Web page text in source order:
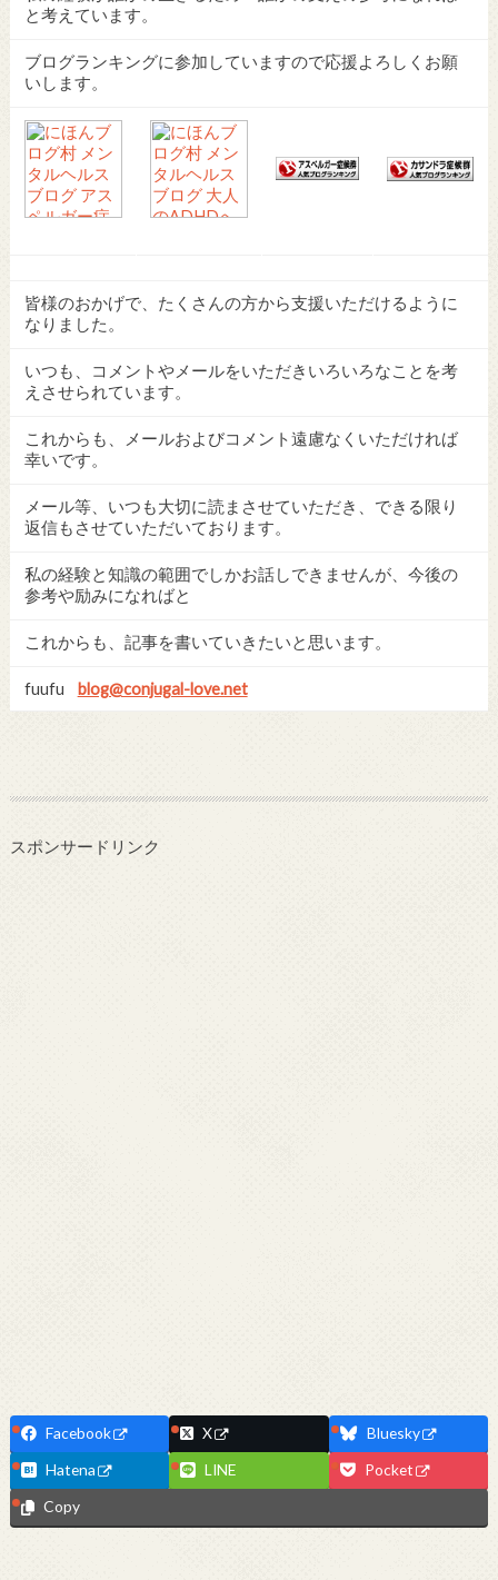
と考えています。
ブログランキングに参加していますので応援よろしくお願
いします。
皆様のおかげで、たくさんの方から支援いただけるように
なりました。
いつも、コメントやメールをいただきいろいろなことを考
えさせられています。
これからも、メールおよびコメント遠慮なくいただければ
幸いです。
メール等、いつも大切に読まさせていただき、できる限り
返信もさせていただいております。
私の経験と知識の範囲でしかお話しできませんが、今後の
参考や励みになればと
これからも、記事を書いていきたいと思います。
fuufu blog@conjugal-love.net
スポンサードリンク
Facebook X
Bluesky
Hatena
LINE
Pocket
Copy